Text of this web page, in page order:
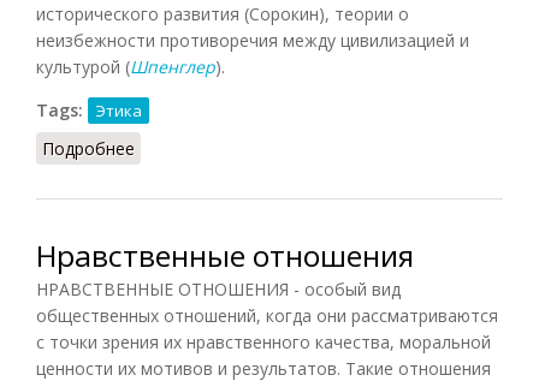
исторического развития (Сорокин), теории о
неизбежности противоречия между цивилизацией и
культурой (Шпенглер).
Tags:
Этика
Подробнее
Нравственные отношения
НРАВСТВЕННЫЕ ОТНОШЕНИЯ - особый вид
общественных отношений, когда они рассматриваются
с точки зрения их нравственного качества, моральной
ценности их мотивов и результатов. Такие отношения